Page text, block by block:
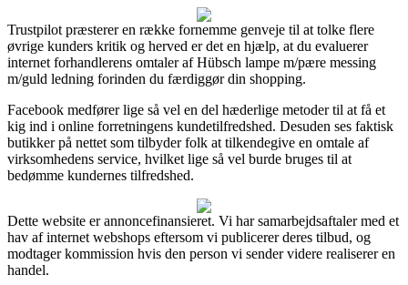
Trustpilot præsterer en række fornemme genveje til at tolke flere
øvrige kunders kritik og herved er det en hjælp, at du evaluerer
internet forhandlerens omtaler af Hübsch lampe m/pære messing
m/guld ledning forinden du færdiggør din shopping.
Facebook medfører lige så vel en del hæderlige metoder til at få et
kig ind i online forretningens kundetilfredshed. Desuden ses faktisk
butikker på nettet som tilbyder folk at tilkendegive en omtale af
virksomhedens service, hvilket lige så vel burde bruges til at
bedømme kundernes tilfredshed.
Dette website er annoncefinansieret. Vi har samarbejdsaftaler med et
hav af internet webshops eftersom vi publicerer deres tilbud, og
modtager kommission hvis den person vi sender videre realiserer en
handel.